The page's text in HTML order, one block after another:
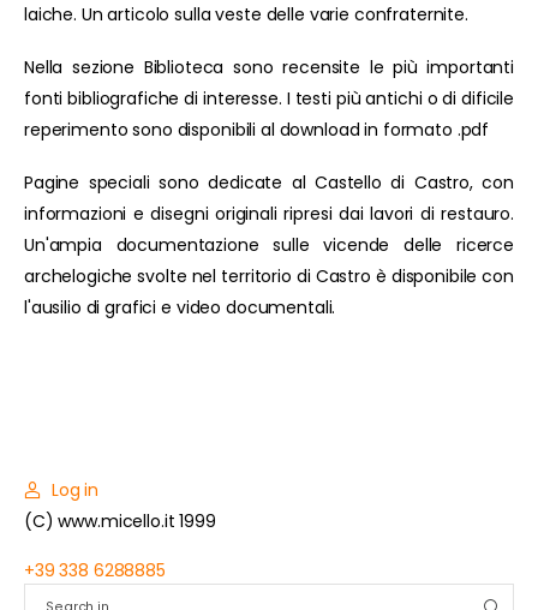
laiche. Un articolo sulla veste delle varie confraternite.
Nella sezione Biblioteca sono recensite le più importanti
fonti bibliografiche di interesse. I testi più antichi o di dificile
reperimento sono disponibili al download in formato .pdf
Pagine speciali sono dedicate al Castello di Castro, con
informazioni e disegni originali ripresi dai lavori di restauro.
Un'ampia documentazione sulle vicende delle ricerce
archelogiche svolte nel territorio di Castro è disponibile con
l'ausilio di grafici e video documentali.
Log in
(C) www.micello.it 1999
+39 338 6288885